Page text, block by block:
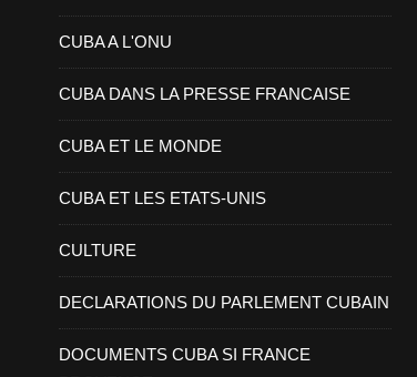
CUBA A L'ONU
CUBA DANS LA PRESSE FRANCAISE
CUBA ET LE MONDE
CUBA ET LES ETATS-UNIS
CULTURE
DECLARATIONS DU PARLEMENT CUBAIN
DOCUMENTS CUBA SI FRANCE